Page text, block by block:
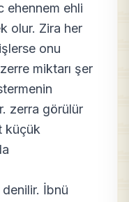
ehennem ehli
olur. Zira her
onu
miktarı şer
zerra görülür
küçük
İbnü